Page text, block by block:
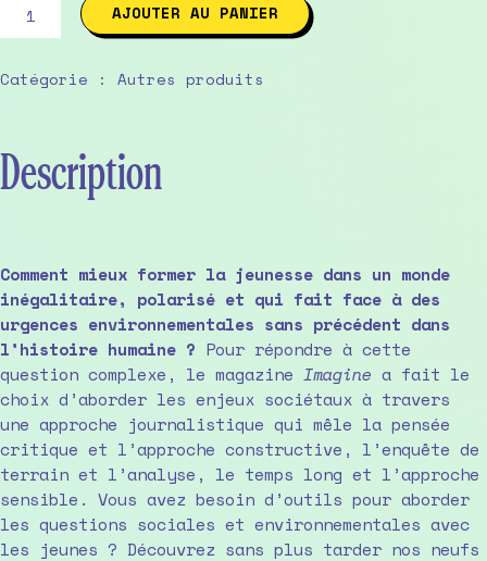
Cahier
n°7
AJOUTER AU PANIER
Catégorie : Autres produits
Description
Comment mieux former la jeunesse dans un monde
inégalitaire, polarisé et qui fait face à des
urgences environnementales sans précédent dans
l’histoire humaine ? Pour répondre à cette
question complexe, le magazine Imagine a fait le
choix d’aborder les enjeux sociétaux à travers
une approche journalistique qui mêle la pensée
critique et l’approche constructive, l’enquête de
terrain et l’analyse, le temps long et l’approche
sensible. Vous avez besoin d’outils pour aborder
les questions sociales et environnementales avec
les jeunes ? Découvrez sans plus tarder nos neufs